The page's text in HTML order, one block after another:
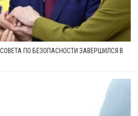
ПО БЕЗОПАСНОСТИ ЗАВЕРШИЛСЯ В